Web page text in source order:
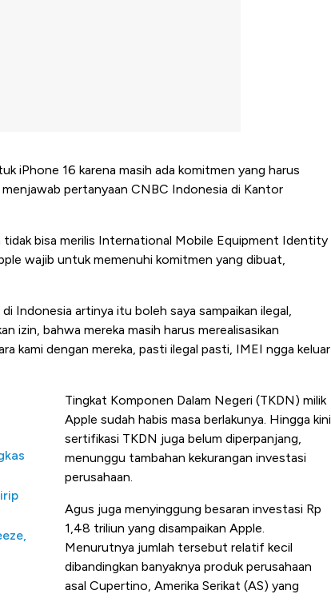
iPhone 16 karena masih ada komitmen yang harus
pertanyaan CNBC Indonesia di Kantor
bisa merilis International Mobile Equipment Identity
wajib untuk memenuhi komitmen yang dibuat,
Indonesia artinya itu boleh saya sampaikan ilegal,
izin, bahwa mereka masih harus merealisasikan
kami dengan mereka, pasti ilegal pasti, IMEI ngga keluar
Tingkat Komponen Dalam Negeri (TKDN) milik
Apple sudah habis masa berlakunya. Hingga kini
sertifikasi TKDN juga belum diperpanjang,
menunggu tambahan kekurangan investasi
perusahaan.
Agus juga menyinggung besaran investasi Rp
1,48 triliun yang disampaikan Apple.
Menurutnya jumlah tersebut relatif kecil
dibandingkan banyaknya produk perusahaan
asal Cupertino, Amerika Serikat (AS) yang
Harga Batu Bara Bangkit, Ada Kabar
Baik Buat Pengusaha RI